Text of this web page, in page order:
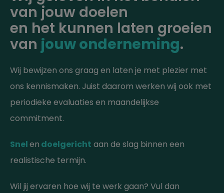
van jouw doelen
en het kunnen laten groeien
van jouw onderneming.
Wij bewijzen ons graag en laten je met plezier met
ons kennismaken. Juist daarom werken wij ook met
periodieke evaluaties en maandelijkse
commitment.
Snelen doelgericht aan de slag binnen een
realistische termijn.
Wil jij ervaren hoe wij te werk gaan? Vul dan